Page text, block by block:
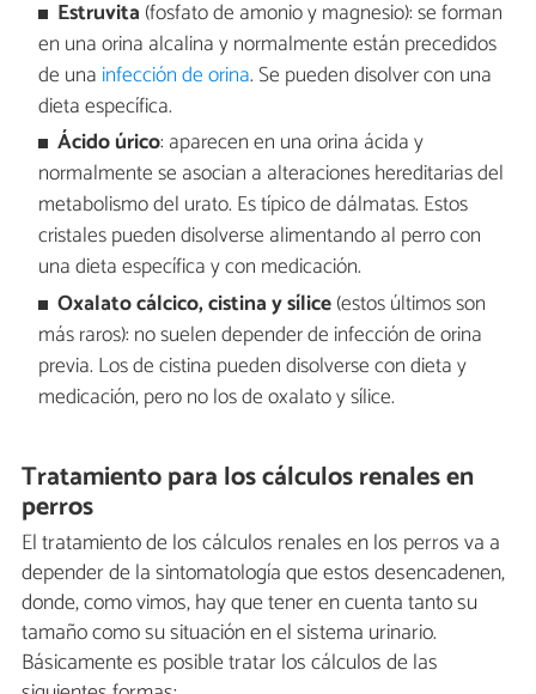
Estruvita (fosfato de amonio y magnesio): se forman
en una orina alcalina y normalmente están precedidos
de una infección de orina. Se pueden disolver con una
dieta específica.
Ácido úrico: aparecen en una orina ácida y
normalmente se asocian a alteraciones hereditarias del
metabolismo del urato. Es típico de dálmatas. Estos
cristales pueden disolverse alimentando al perro con
una dieta específica y con medicación.
Oxalato cálcico, cistina y sílice(estos últimos son
más raros): no suelen depender de infección de orina
previa. Los de cistina pueden disolverse con dieta y
medicación, pero no los de oxalato y sílice.
Tratamiento para los cálculos renales en
perros
El tratamiento de los cálculos renales en los perros va a
depender de la sintomatología que estos desencadenen,
donde, como vimos, hay que tener en cuenta tanto su
tamaño como su situación en el sistema urinario.
Básicamente es posible tratar los cálculos de las